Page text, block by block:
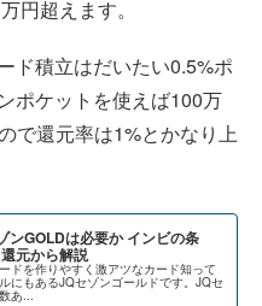
円超えます。
ド積立はだいたい0.5%ポ
ポケットを使えば100万
で還元率は1%とかなり上
ンGOLDは必要か インビの条
元から解説
ドを作りやすく激アツなカード知って
にもあるJQセゾンゴールドです。JQセ
あ...